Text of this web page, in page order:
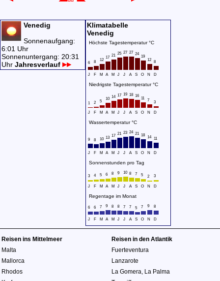
Venedig
Sonnenaufgang:
6:01 Uhr
Sonnenuntergang: 20:31
Uhr Jahresverlauf
Klimatabelle
Venedig
Höchste Tagestemperatur °C
6 8 12
17 21 25 27 27 24
19
12 8
J F M A M J J A S O N D
Niedrigste Tagestemperatur °C
1 2 5
10 14 17 19 18 16
11 7 3
J F M A M J J A S O N D
Wassertemperatur °C
9 8 10 13 17 21 23 24 21 18 14 11
J F M A M J J A S O N D
Sonnenstunden pro Tag
3 4 5 6 8 9 10 8 7 5 2 3
J F M A M J J A S O N D
Regentage im Monat
6 6 7 9 8 8 7 7 5 7 9 8
J F M A M J J A S O N D
Reisen ins Mittelmeer
Malta
Mallorca
Rhodos
Reisen in den Atlantik
Fuerteventura
Lanzarote
La Gomera La Palma